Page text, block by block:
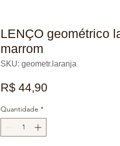
LENÇO geométrico
marrom
SKU: geometr.laranja
R$ 44,90
Quantidade *